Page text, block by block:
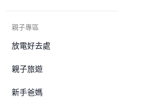
親子專區
放電好去處
親子旅遊
新手爸媽